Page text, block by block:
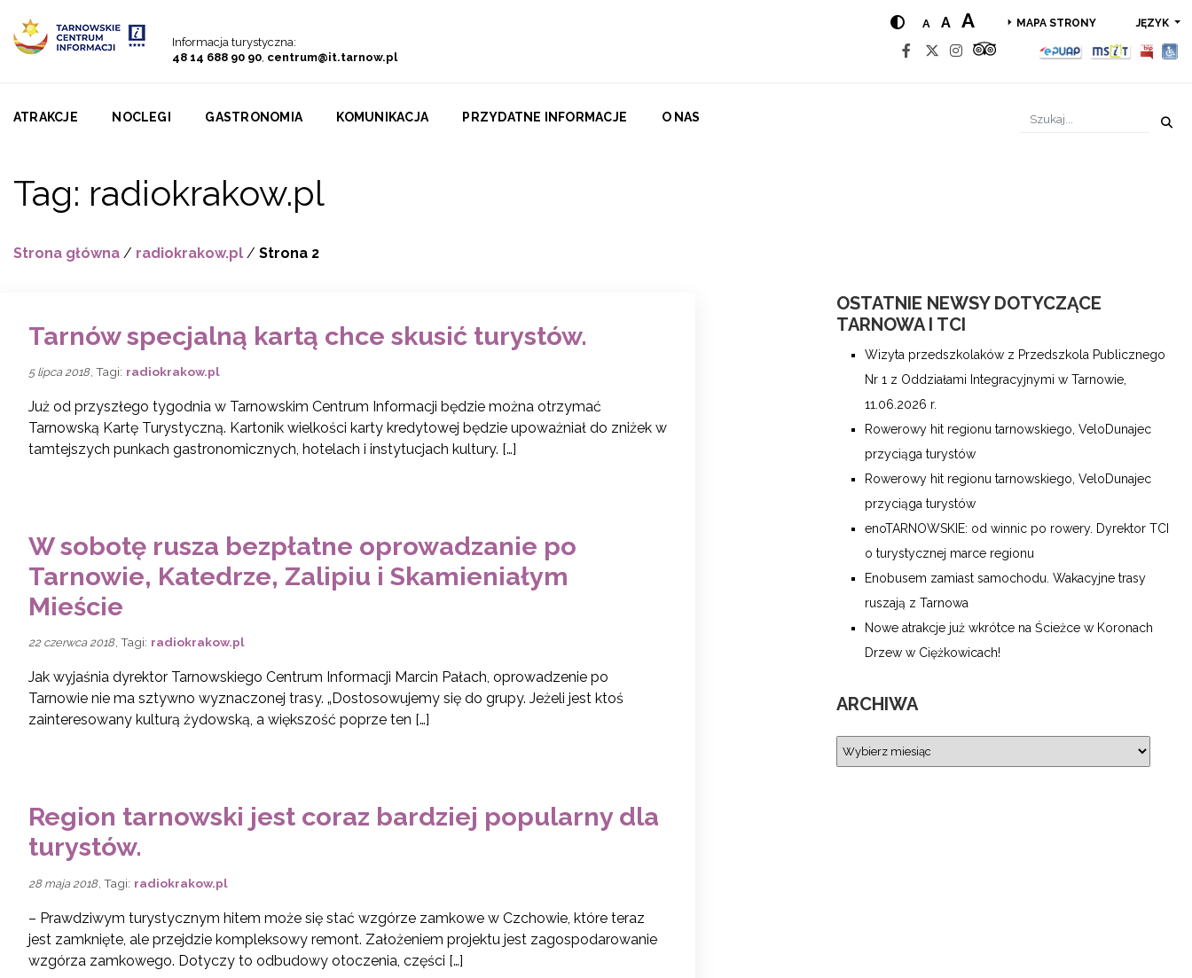
Informacja turystyczna:
48 14 688 90 90, centrum@it.tarnow.pl
A A A MAPA STRONY JĘZYK
ATRAKCJE NOCLEGI GASTRONOMIA KOMUNIKACJA PRZYDATNE INFORMACJE O NAS
Tag: radiokrakow.pl
Strona główna / radiokrakow.pl / Strona 2
Tarnów specjalną kartą chce skusić turystów.
5 lipca 2018 , Tagi: radiokrakow.pl
Już od przyszłego tygodnia w Tarnowskim Centrum Informacji będzie można otrzymać
Tarnowską Kartę Turystyczną. Kartonik wielkości karty kredytowej będzie upoważniał do zniżek w
tamtejszych punkach gastronomicznych, hotelach i instytucjach kultury. […]
W sobotę rusza bezpłatne oprowadzanie po
Tarnowie, Katedrze, Zalipiu i Skamieniałym
Mieście
22 czerwca 2018, Tagi: radiokrakow.pl
Jak wyjaśnia dyrektor Tarnowskiego Centrum Informacji Marcin Pałach, oprowadzenie po
Tarnowie nie ma sztywno wyznaczonej trasy. „Dostosowujemy się do grupy. Jeżeli jest ktoś
zainteresowany kulturą żydowską, a większość poprze ten […]
Region tarnowski jest coraz bardziej popularny dla
turystów.
28 maja 2018 , Tagi: radiokrakow.pl
– Prawdziwym turystycznym hitem może się stać wzgórze zamkowe w Czchowie, które teraz
jest zamknięte, ale przejdzie kompleksowy remont. Założeniem projektu jest zagospodarowanie
wzgórza zamkowego. Dotyczy to odbudowy otoczenia, części […]
OSTATNIE NEWSY DOTYCZĄCE
TARNOWA I TCI
Wizyta przedszkolaków z Przedszkola Publicznego
Nr 1 z Oddziałami Integracyjnymi w Tarnowie,
11.06.2026 r.
Rowerowy hit regionu tarnowskiego, VeloDunajec
przyciąga turystów
Rowerowy hit regionu tarnowskiego, VeloDunajec
przyciąga turystów
enoTARNOWSKIE: od winnic po rowery. Dyrektor TCI
o turystycznej marce regionu
Enobusem zamiast samochodu. Wakacyjne trasy
ruszają z Tarnowa
Nowe atrakcje już wkrótce na Ścieżce w Koronach
Drzew w Ciężkowicach!
ARCHIWA